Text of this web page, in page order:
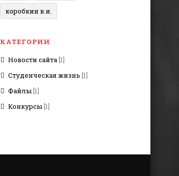
коробкин в.и.
КАТЕГОРИИ
Новости сайта[1]
Студенческая жизнь [1]
Файлы[1]
Конкурсы[1]